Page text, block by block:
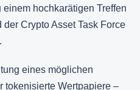
hochkarätigen Treffen
Crypto Asset Task Force
eines möglichen
tokenisierte Wertpapiere –